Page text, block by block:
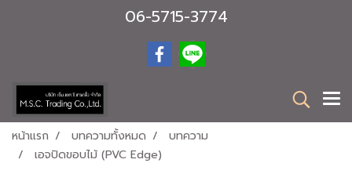
06-5715-3774
หน้าแรก บทความทั้งหมด
บทความ
เอจปิดขอบไม้ (PVC Edge)